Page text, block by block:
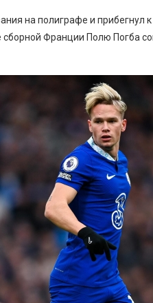
на полиграфе и
Франции Полю Погба